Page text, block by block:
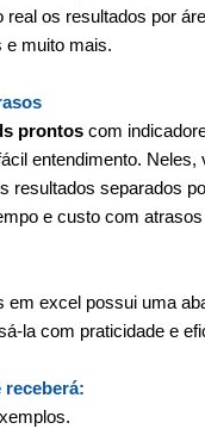
os resultados por
e muito mais.
prontos com
entendimento. Neles,
resultados separados
e custo com
em excel possui uma
la com praticidade e